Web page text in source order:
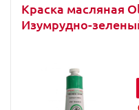
Краска масляная
Изумрудно-